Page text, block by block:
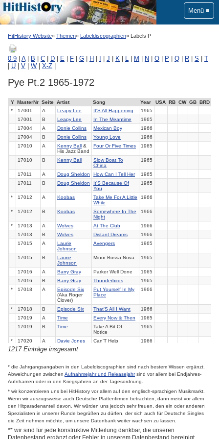
Menü
HitHistory Website Themen Labeldiscographien Labels P
0-9 A| B C D E F G H J K L M N O P Q R S
T
U V W X-Z
Pye Pt.2 1965-1972
Y MasterNr Seite Artist Song Year USA RB CW GB BRD
*
17001 A Leapy Lee It'S All Happening
1965
17001
B Leapy Lee In The Meantime
1965
17004
A Donie Collins Mexican Boy
1966
17004
B Donie Collins Young Love
1966
17010
A Kenny Ball &
His Jazz Band
Four Or Five Times 1965
17010 B Kenny Ball
Slow Boat To
China
1965
17011 A Doug Sheldon How Can I Tell Her
1965
17011
B Doug Sheldon
It'S Because Of
You
1965
* 17012 A Koobas
Take Me For A Little
While
1966
* 17012 B Koobas
Somewhere In The
Night
1966
* 17013 A Wolves At The Club
1966
17013
B Wolves Distant Dreams
1966
17015
A
Laurie
Johnson
Avengers 1965
17015 B
Laurie
Johnson
Minor Bossa Nova 1965
17016 A Barry Gray Parker Well Done
1965
17016
B Barry Gray Thunderbirds
1965
*
17018 A
Episode Six
(Aka Roger
Clover)
Put Yourself In My
Place
1966
* 17018 B Episode Six That'S All I Want
1966
17019
A Time Every Now & Then
1965
17019
B Time
Take A Bit Of
Notice
1965
* 17020 A Davie Jones
Can'T Help
1966
Feeling
James Galt With My Baby
*
17023 A Migil Five Pencil & Paper
1966
*
17023 B Migil Five
Nevertheless (I'M
In Love With You)
1966
17024 A Cadets Best Of All
1966
17024
B Cadets
If I Had My Life To
1966
1217 Einträge insgesamt
* die Jahrgangsangaben in den Labeldiscographien sind nach bestem Wissen ergänzt.
Abweichungen zwischen Aufnahmejahr und Releasejahrsind vor allem bei Endjahres-
Aufnhamen oder in den Kriegsjahren an der Tagesordnung.
* wir konzentrieren uns bei HitHistory vor allem auf den englisch-sprachigen Musikmarkt.
Wenn wir auszugsweise auch Deutsche Plattenfirmen betrachten, dann meist vor allem
den Hitparadenanteil davon. Wir würden uns jedoch sehr freuen, den ein oder anderen
Spezialisten in unserer Runde begrüßen zu dürfen, der sich auch für Deutsche Singles
die Zeit nehmen möchte, um unsere Datenbank weiter wachsen zu lassen.
** wir sind für jede konstruktive Mitteilung dankbar, die unseren